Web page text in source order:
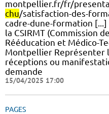
montpellier.fr/fr/
chu/satisfaction-des-
cadre-dune-formation
la CSIRMT (Commission
Rééducation et Médico-
Montpellier Représenter
réceptions ou
demande
15/04/2025 17:00
PAGES